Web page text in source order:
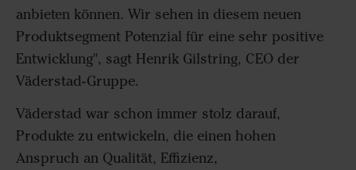
anbieten können. Wir sehen in diesem neuen
Produktsegment Potenzial für eine sehr positive
Entwicklung", sagt Henrik Gilstring, CEO der
Väderstad-Gruppe.
Väderstad war schon immer stolz darauf,
Produkte zu entwickeln, die einen hohen
Anspruch an Qualität, Effizienz,